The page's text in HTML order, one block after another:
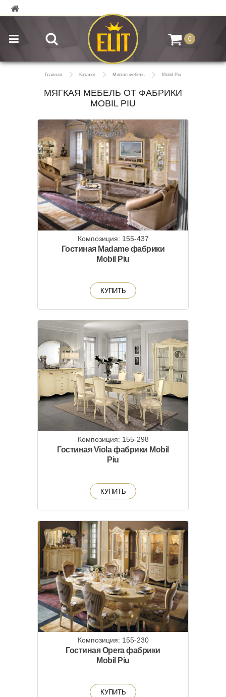
0
Главная Каталог Мягкая мебель Mobil Piu
МЯГКАЯ МЕБЕЛЬ ОТ ФАБРИКИ
MOBIL PIU
Композиция: 155-437
Гостиная Madame фабрики
Mobil Piu
КУПИТЬ
Композиция: 155-298
Гостиная Viola фабрики Mobil
Piu
КУПИТЬ
Композиция: 155-230
Гостиная Opera фабрики
Mobil Piu
КУПИТЬ